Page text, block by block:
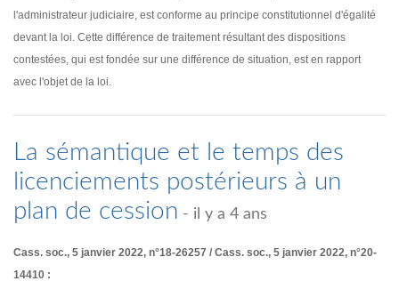
l'administrateur judiciaire, est conforme au principe constitutionnel d'égalité
devant la loi. Cette différence de traitement résultant des dispositions
contestées, qui est fondée sur une différence de situation, est en rapport
avec l'objet de la loi.
La sémantique et le temps des
licenciements postérieurs à un
plan de cession - il y a 4 ans
Cass. soc., 5 janvier 2022, n°18-26257 / Cass. soc., 5 janvier 2022, n°20-
14410 :